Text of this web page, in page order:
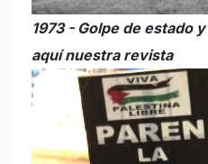
1973 - Golpe de estado
aquí nuestra revista